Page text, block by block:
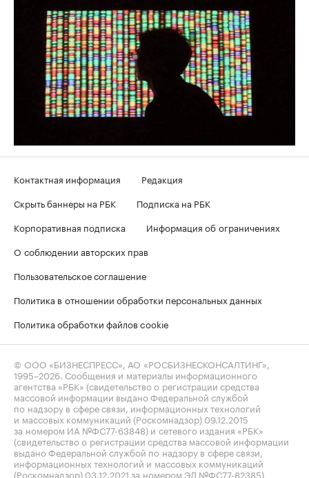
Контактная информация
Редакция
Скрыть баннеры на РБК
Подписка на РБК
Корпоративная подписка
Информация об ограничениях
О соблюдении авторских прав
Пользовательское соглашение
Политика в отношении обработки персональных данных
Политика обработки файлов cookie
© ООО «БИЗНЕСПРЕСС», АО «РОСБИЗНЕСКОНСАЛТИНГ»,
1995–2026 . Сообщения и материалы информационного
агентства «РБК» (свидетельство о регистрации средства
массовой информации выдано Федеральной службой
по надзору в сфере связи, информационных технологий
и массовых коммуникаций (Роскомнадзор) 09.12.2015
за номером ИА №ФС77-63848) и сетевого издания «РБК»
(свидетельство о регистрации средства массовой информации
выдано Федеральной службой по надзору в сфере связи,
информационных технологий и массовых коммуникаций
(Роскомнадзор) 03.12.2021 за номером ЭЛ №ФС77-82385)